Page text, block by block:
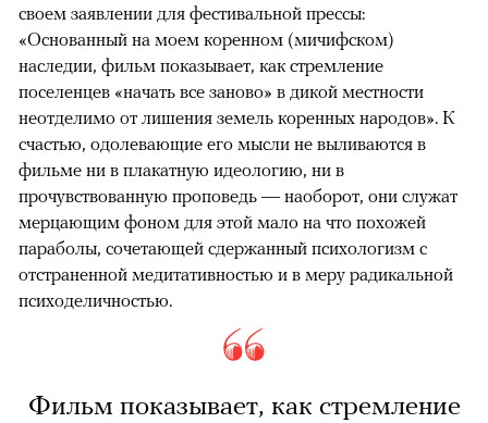
своем заявлении для фестивальной прессы:
«Основанный на моем коренном (мичифском)
наследии, фильм показывает, как стремление
поселенцев «начать все заново» в дикой местности
неотделимо от лишения земель коренных народов». К
счастью, одолевающие его мысли не выливаются в
фильме ни в плакатную идеологию, ни в
прочувствованную проповедь — наоборот, они служат
мерцающим фоном для этой мало на что похожей
параболы, сочетающей сдержанный психологизм с
отстраненной медитативностью и в меру радикальной
психоделичностью.
Фильм показывает, как стремление